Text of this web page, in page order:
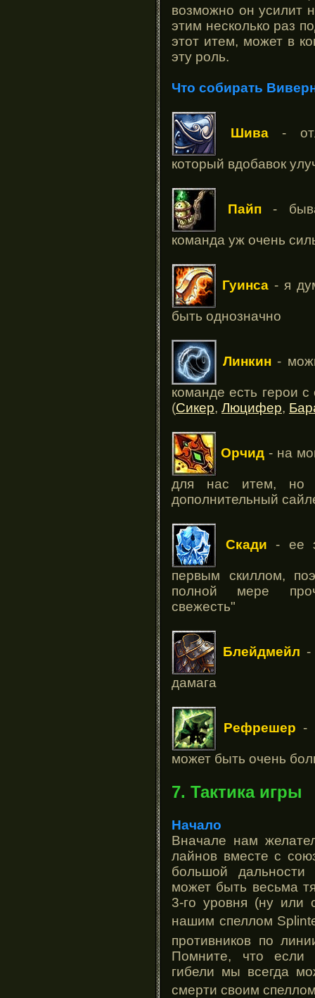
возможно он усилит
этим несколько раз
этот итем, может в
эту роль.
Что собирать
Шива-
который вдобавок
Пайп -
команда уж очень
Гуинса - я
быть однозначно
Линкин-
команде есть герои
(Сикер, Люцифер,
Орчид - на
для нас итем, но
дополнительный
Скади - ее
первым скиллом,
полной мере
свежесть"
Блейдмейл -
дамага
Рефрешер -
может быть очень
7. Тактика игры
Начало
Вначале нам
лайнов вместе с
большой
может быть весьма
3-го уровня (ну или
нашим спеллом
противников по
Помните, что если
гибели мы всегда
смерти своим